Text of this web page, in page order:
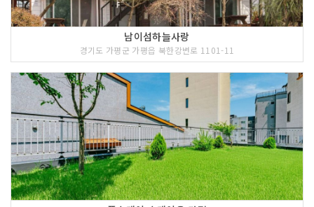
남이섬하늘사랑
경기도 가평군 가평읍 북한강변로 1101-11